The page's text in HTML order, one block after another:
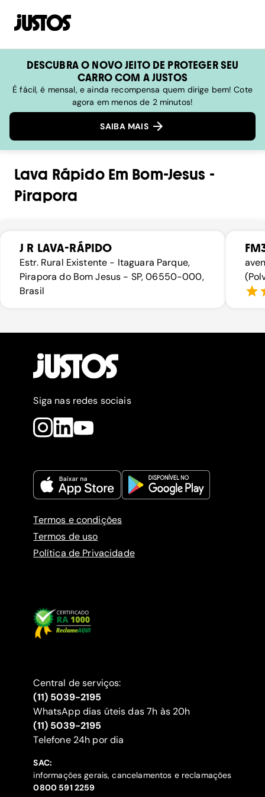
DESCUBRA O NOVO JEITO DE PROTEGER SEU
CARRO COM A JUSTOS
É fácil, é mensal, e ainda recompensa quem dirige bem! Cote
agora em menos de 2 minutos!
SAIBA MAIS
Lava RápidoEm Bom-Jesus -
Pirapora
J R LAVA-RÁPIDO
Estr. Rural Existente - Itaguara Parque,
Pirapora do Bom Jesus - SP, 06550-000,
Brasil
Siga nas redes sociais
Termos e condições
Termos de uso
Política de Privacidade
Central de serviços:
(11) 5039-2195
WhatsApp dias úteis das 7h às 20h
(11) 5039-2195
‍Telefone 24h por dia
SAC:
informações gerais, cancelamentos e reclamações
‍0800 591 2259